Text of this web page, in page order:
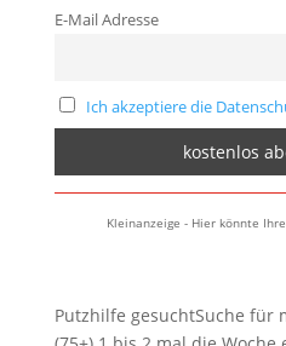
E-Mail Adresse
Ich akzeptiere die
Kleinanzeige - Hier könnte
Putzhilfe gesuchtSuche für